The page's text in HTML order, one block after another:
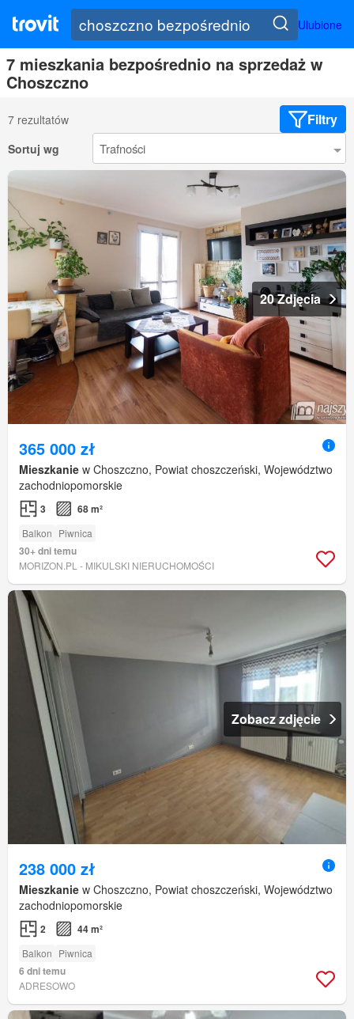
Ulubione
7 mieszkania bezpośrednio na sprzedaż w
Choszczno
7 rezultatów Filtry
Sortuj wg
20 Zdjęcia
365 000 zł
Mieszkanie w Choszczno, Powiat choszczeński, Województwo
zachodniopomorskie
3 68 m²
Balkon Piwnica
30+ dni temu
MORIZON.PL - MIKULSKI NIERUCHOMOŚCI
Zobacz zdjęcie
238 000 zł
Mieszkanie w Choszczno, Powiat choszczeński, Województwo
zachodniopomorskie
2 44 m²
Balkon Piwnica
6 dni temu
ADRESOWO